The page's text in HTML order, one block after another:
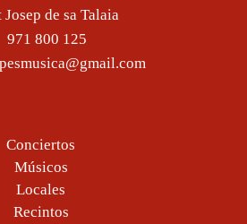
Josep de sa Talaia
971 800 125
Conciertos
Músicos
Locales
Recintos